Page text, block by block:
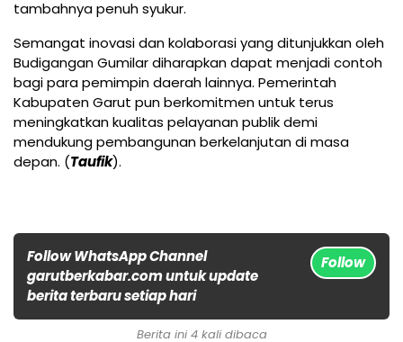
tambahnya penuh syukur.
Semangat inovasi dan kolaborasi yang ditunjukkan oleh
Budigangan Gumilar diharapkan dapat menjadi contoh
bagi para pemimpin daerah lainnya. Pemerintah
Kabupaten Garut pun berkomitmen untuk terus
meningkatkan kualitas pelayanan publik demi
mendukung pembangunan berkelanjutan di masa
depan. (Taufik).
Follow WhatsApp Channel
garutberkabar.com untuk update
berita terbaru setiap hari
Follow
Berita ini 4 kali dibaca